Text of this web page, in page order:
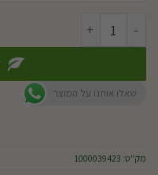
כמות של בת שבע לב ע. 12
שאלו אותנו על המוצר
מק"ט: 1000039423